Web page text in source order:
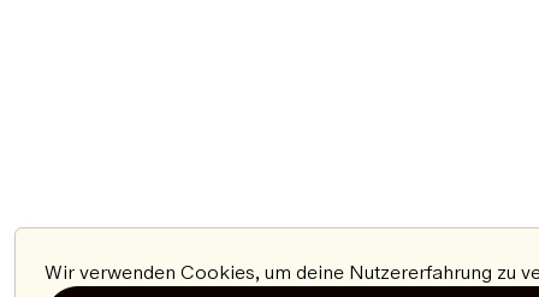
Wir verwenden Cookies, um deine Nutzererfahrung zu